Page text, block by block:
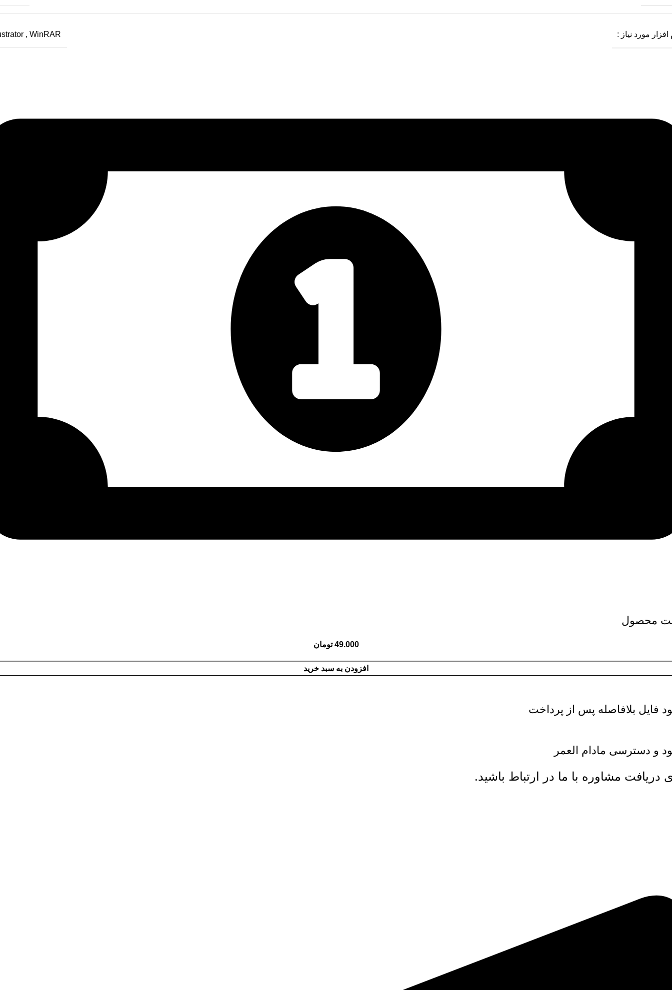
افزار مورد نیاز : , WinRAR
محصول
49.000 تومان
افزودن به سبد خرید
فایل بلافاصله پس از پرداخت
و دسترسی مادام العمر
دریافت مشاوره با ما در ارتباط باشید.